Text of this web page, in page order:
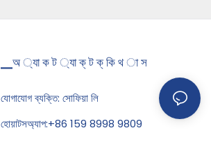
▁অ ্যা ক ট ্যা ক্ ট ক্ কি থ া স
যোগাযোগ ব্যক্তি: সোফিয়া লি
হোয়াটসঅ্যাপ:+86 159 8998 9809